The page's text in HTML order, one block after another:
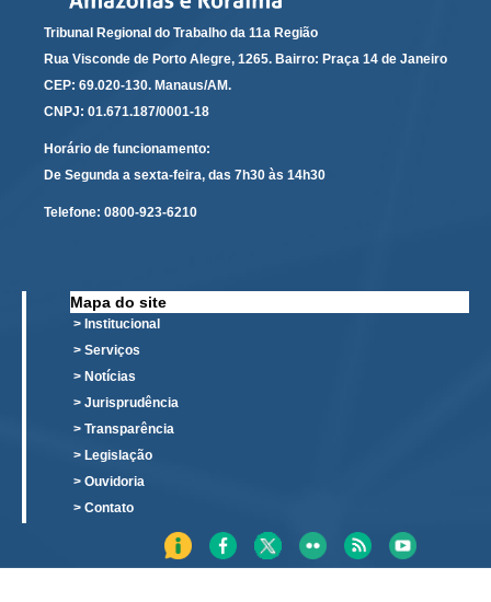
Biblioteca
Centro de Memória
Educação a distância
Serviços
Ação Trabalhista (Atermação)
Atermação On-line - Interior de Roraima
Atermação On-line - Interior do Amazonas
Consulta de Pautas
Tribunal Regional do Trabalho da 11a Região
Rua Visconde de Porto Alegre, 1265. Bairro: Praça 14 de Janeiro
CEP: 69.020-130. Manaus/AM.
CNPJ: 01.671.187/0001-18
Horário de funcionamento:
De Segunda a sexta-feira, das 7h30 às 14h30
Telefone: 0800-923-6210
Mapa do site
> Institucional
> Serviços
> Notícias
> Jurisprudência
> Transparência
> Legislação
> Ouvidoria
> Contato